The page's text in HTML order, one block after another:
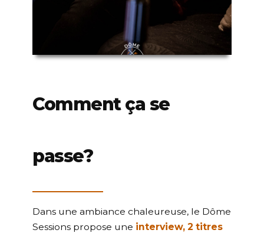
Comment ça se
passe?
Dans une ambiance chaleureuse, le Dôme
Sessions propose une interview, 2 titres